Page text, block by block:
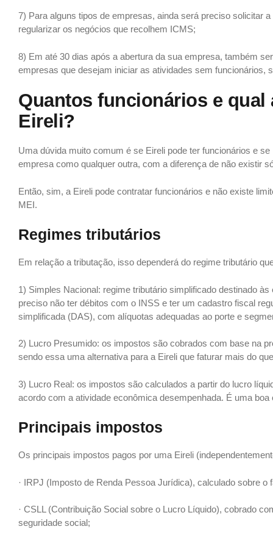
7) Para alguns tipos de empresas, ainda será preciso solicitar
regularizar os negócios que recolhem ICMS;
8) Em até 30 dias após a abertura da sua empresa, também
empresas que desejam iniciar as atividades sem funcionários,
Quantos funcionários e qual
Eireli?
Uma dúvida muito comum é se Eireli pode ter funcionários e
empresa como qualquer outra, com a diferença de não existir
Então, sim, a Eireli pode contratar funcionários e não existe
MEI.
Regimes tributários
Em relação a tributação, isso dependerá do regime tributário
1) Simples Nacional: regime tributário simplificado destinado
preciso não ter débitos com o INSS e ter um cadastro fiscal
simplificada (DAS), com alíquotas adequadas ao porte e
2) Lucro Presumido: os impostos são cobrados com base na
sendo essa uma alternativa para a Eireli que faturar mais do
3) Lucro Real: os impostos são calculados a partir do lucro
acordo com a atividade econômica desempenhada. É uma
Principais impostos
Os principais impostos pagos por uma Eireli
· IRPJ (Imposto de Renda Pessoa Jurídica), calculado sobre
· CSLL (Contribuição Social sobre o Lucro Líquido), cobrado
seguridade social;